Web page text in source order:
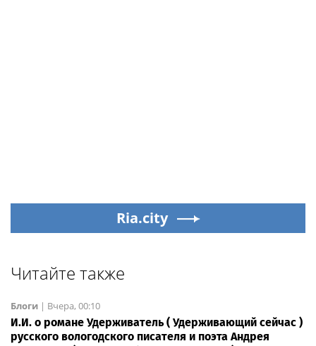
Ria.city
Читайте также
Блоги | Вчера, 00:10
И.И. о романе Удерживатель ( Удерживающий сейчас )
русского вологодского писателя и поэта Андрея